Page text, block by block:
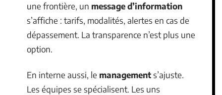
une frontière, un message d’information
s’affiche : tarifs, modalités, alertes en cas de
dépassement. La transparence n’est plus une
option.
En interne aussi, le managements’ajuste.
Les équipes se spécialisent. Les uns